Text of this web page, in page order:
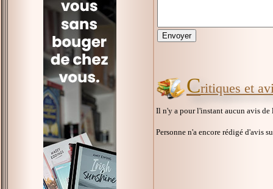
Critiques et
Il n'y a pour l'instant aucun avis
Personne n'a encore rédigé d'avis